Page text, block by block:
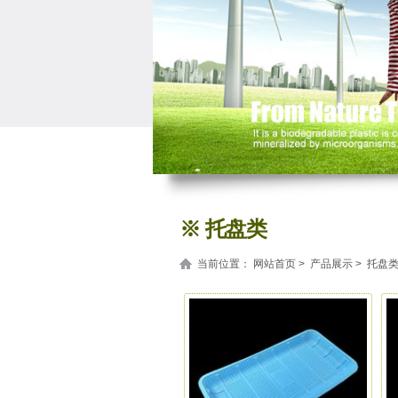
※ 托盘类
当前位置： 网站首页 > 产品展示 > 托盘类
超市肉类托盘#8S
名称：
披萨甜品托盘